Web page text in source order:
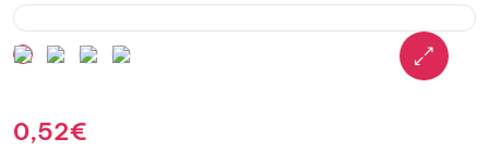
0,52€